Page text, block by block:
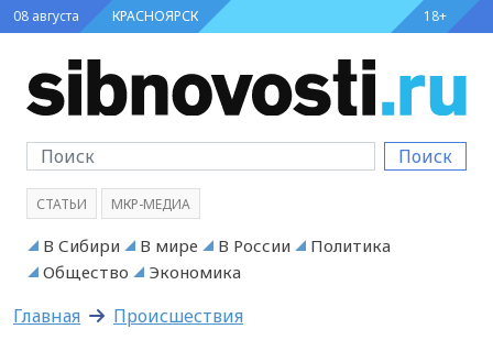
08 августа КРАСНОЯРСК 18+
Поиск
СТАТЬИ МКР-МЕДИА
В Сибири В мире В России
Политика
Общество
Экономика
Главная Происшествия